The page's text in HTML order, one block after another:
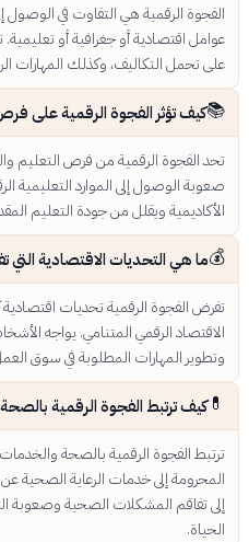
الفجوة الرقمية هي التفاوت في
عوامل اقتصادية أو جغرافية أو تعليمية.
على تحمل التكاليف، وكذلك المهارات
📚كيف تؤثر الفجوة الرقمية على
تحد الفجوة الرقمية من فرص التعليم
صعوبة الوصول إلى الموارد التعليمية
الأكاديمية ويقلل من جودة التعليم
💰ما هي التحديات الاقتصادية التي
تفرض الفجوة الرقمية تحديات
الاقتصاد الرقمي المتنامي. يواجه
وتطوير المهارات المطلوبة في سوق
💊كيف ترتبط الفجوة الرقمية
ترتبط الفجوة الرقمية بالصحة
إلى تفاقم المشكلات الصحية
الحياة.